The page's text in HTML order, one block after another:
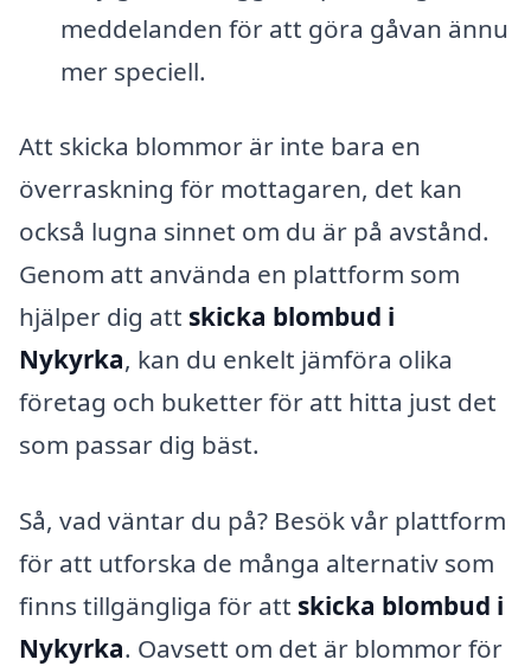
meddelanden för att göra gåvan ännu
mer speciell.
Att skicka blommor är inte bara en
överraskning för mottagaren, det kan
också lugna sinnet om du är på avstånd.
Genom att använda en plattform som
hjälper dig att skicka blombud i
Nykyrka, kan du enkelt jämföra olika
företag och buketter för att hitta just det
som passar dig bäst.
Så, vad väntar du på? Besök vår plattform
för att utforska de många alternativ som
finns tillgängliga för att skicka blombud i
Nykyrka. Oavsett om det är blommor för